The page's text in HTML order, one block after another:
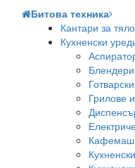
Битова техника
Кантари за тяло
Кухненски
Блендери
Грилове